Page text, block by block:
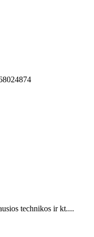
technikos ir kt....